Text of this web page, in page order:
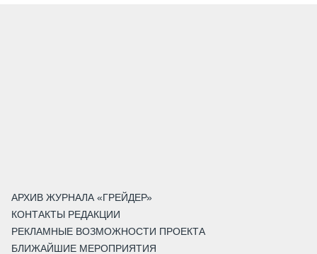
АРХИВ ЖУРНАЛА «ГРЕЙДЕР»
КОНТАКТЫ РЕДАКЦИИ
РЕКЛАМНЫЕ ВОЗМОЖНОСТИ ПРОЕКТА
БЛИЖАЙШИЕ МЕРОПРИЯТИЯ